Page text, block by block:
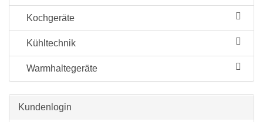
Kochgeräte
Kühltechnik
Warmhaltegeräte
Kundenlogin